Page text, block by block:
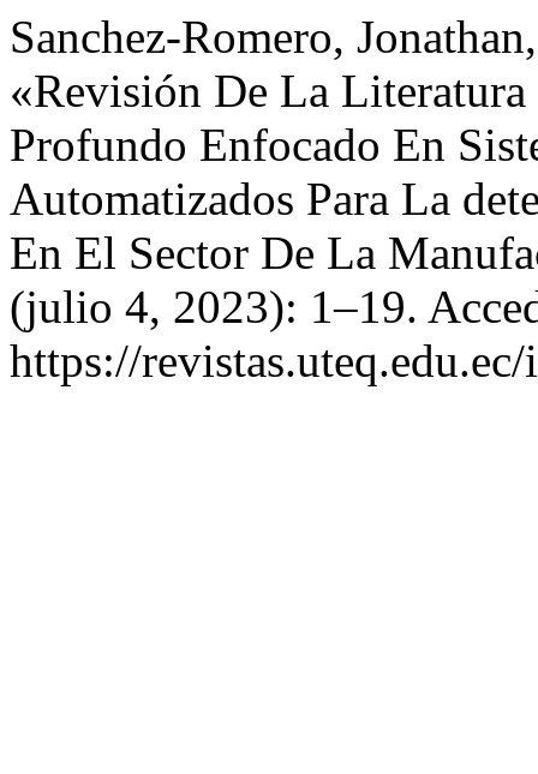
Sanchez-Romero,
«Revisión De La
Profundo Enfocado En
Automatizados Para La
En El Sector De La
(julio 4, 2023): 1–19.
https://